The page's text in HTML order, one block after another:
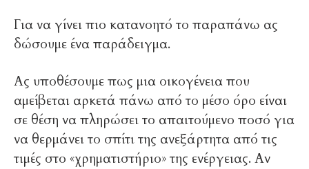
Για να γίνει πιο κατανοητό το παραπάνω ας
δώσουμε ένα παράδειγμα.
Ας υποθέσουμε πως μια οικογένεια που
αμείβεται αρκετά πάνω από το μέσο όρο είναι
σε θέση να πληρώσει το απαιτούμενο ποσό για
να θερμάνει το σπίτι της ανεξάρτητα από τις
τιμές στο «χρηματιστήριο» της ενέργειας. Αν